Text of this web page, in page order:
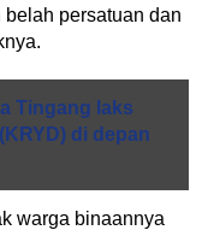
persatuan dan
Tingang laks
di depan
warga binaannya